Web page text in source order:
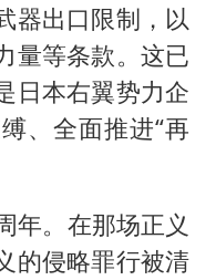
器出口限制，以
量等条款。这已
日本右翼势力企
、全面推进“再
年。在那场正义
的侵略罪行被清